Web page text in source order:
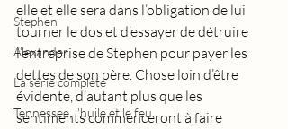
Stephen
Alexander
La série complète
Tennessee, l'huile et le feu
elle et elle sera dans l’obligation de lui
tourner le dos et d’essayer de détruire
l’entreprise de Stephen pour payer les
dettes de son père. Chose loin d’être
évidente, d’autant plus que les
sentiments commenceront à faire